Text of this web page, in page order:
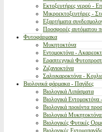
Εκτοξευτήρες νερού -
Μικροεκτοξευτήρες -
Εξαρτήματα
Προσφορές αυτόματου
Φυτοφάρμακα
Μυκητοκτόνα
Εντομοκτόνα -
Ερασιτεχνικά
Ζιζανιοκτόνα
Σαλιγκαροκτόνα -
Βιολογικά φάρμακα - Παγίδες
Βιολογικά Λιπάσματα
Βιολογικά
Βιολογικά προιόντα
Βιολογικά Μυκητοκτόνα
Βιολογικές Φυτικές
Βιολογικές